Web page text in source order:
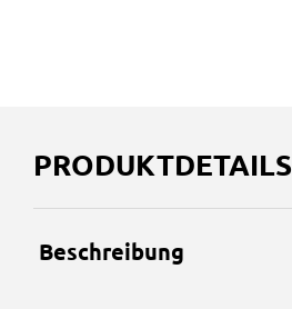
PRODUKTDETAILS
Beschreibung